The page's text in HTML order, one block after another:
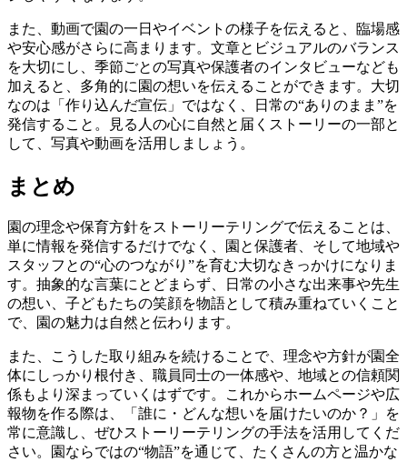
また、動画で園の一日やイベントの様子を伝えると、臨場感
や安心感がさらに高まります。文章とビジュアルのバランス
を大切にし、季節ごとの写真や保護者のインタビューなども
加えると、多角的に園の想いを伝えることができます。大切
なのは「作り込んだ宣伝」ではなく、日常の“ありのまま”を
発信すること。
見る人の心に自然と届くストーリーの一部と
して、写真や動画を活用しましょう。
まとめ
園の理念や保育方針をストーリーテリングで伝えることは、
単に情報を発信するだけでなく、園と保護者、そして地域や
スタッフとの“心のつながり”を育む大切なきっかけになりま
す。抽象的な言葉にとどまらず、日常の小さな出来事や先生
の想い、子どもたちの笑顔を物語として積み重ねていくこと
で、園の魅力は自然と伝わります。
また、こうした取り組みを続けることで、理念や方針が園全
体にしっかり根付き、職員同士の一体感や、地域との信頼関
係もより深まっていくはずです。これからホームページや広
報物を作る際は、「誰に・どんな想いを届けたいのか？」を
常に意識し、ぜひストーリーテリングの手法を活用してくだ
さい。
園ならではの“物語”を通じて、たくさんの方と温かな